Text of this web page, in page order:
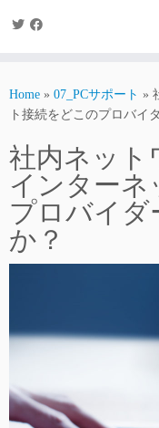
Home » 07_PCサポート »
ト接続をどこのプロバイ
社内ネット
インターネ
プロバイダ
か？